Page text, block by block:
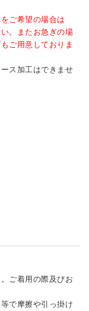
ご希望の場合は
。またお急ぎの場
ご用意しておりま
ス加工はできませ
ご着用の際及びお
で摩擦や引っ掛け